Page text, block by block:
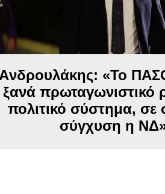
Aνδρουλάκης: «Το
ξανά πρωταγωνιστικό
πολιτικό σύστημα, σε
σύγχυση η